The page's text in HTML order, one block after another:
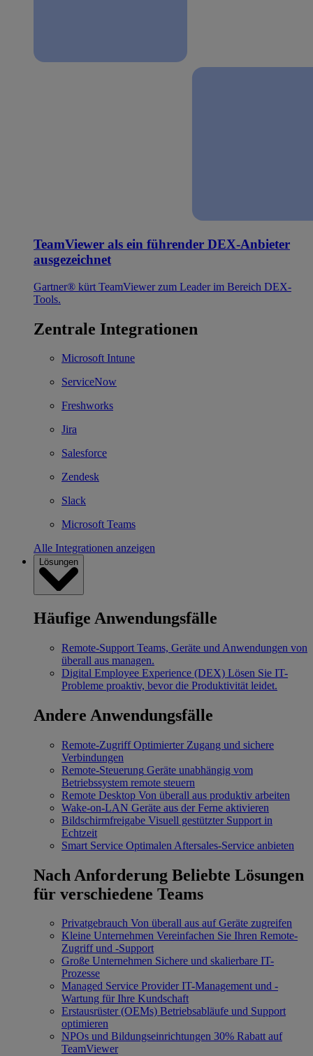
TeamViewer als ein führender DEX-Anbieter
ausgezeichnet
Gartner® kürt TeamViewer zum Leader im Bereich DEX-
Tools.
Zentrale Integrationen
Microsoft Intune
ServiceNow
Freshworks
Jira
Salesforce
Zendesk
Slack
Microsoft Teams
Alle Integrationen anzeigen
Lösungen
Häufige Anwendungsfälle
Remote-Support Teams, Geräte und Anwendungen von
überall aus managen.
Digital Employee Experience (DEX) Lösen Sie IT-
Probleme proaktiv, bevor die Produktivität leidet.
Andere Anwendungsfälle
Remote-Zugriff Optimierter Zugang und sichere
Verbindungen
Remote-Steuerung Geräte unabhängig vom
Betriebssystem remote steuern
Remote Desktop Von überall aus produktiv arbeiten
Wake-on-LAN Geräte aus der Ferne aktivieren
Bildschirmfreigabe Visuell gestützter Support in
Echtzeit
Smart Service Optimalen Aftersales-Service anbieten
Nach Anforderung Beliebte Lösungen
für verschiedene Teams
Privatgebrauch Von überall aus auf Geräte zugreifen
Kleine Unternehmen Vereinfachen Sie Ihren Remote-
Zugriff und -Support
Große Unternehmen Sichere und skalierbare IT-
Prozesse
Managed Service Provider IT-Management und -
Wartung für Ihre Kundschaft
Erstausrüster (OEMs) Betriebsabläufe und Support
optimieren
NPOs und Bildungseinrichtungen 30% Rabatt auf
TeamViewer